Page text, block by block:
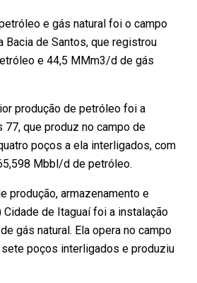
e gás natural foi o campo
Bacia de Santos, que registrou
e 44,5 MMm3/d de gás
produção de petróleo foi a
que produz no campo de
poços a ela interligados, com
Mbbl/d de petróleo.
produção, armazenamento e
Cidade de Itaguaí foi a instalação
gás natural. Ela opera no campo
poços interligados e produziu